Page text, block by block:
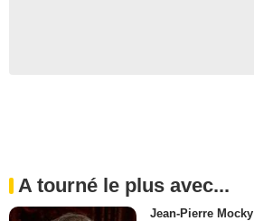
A tourné le plus avec...
Jean-Pierre Mocky